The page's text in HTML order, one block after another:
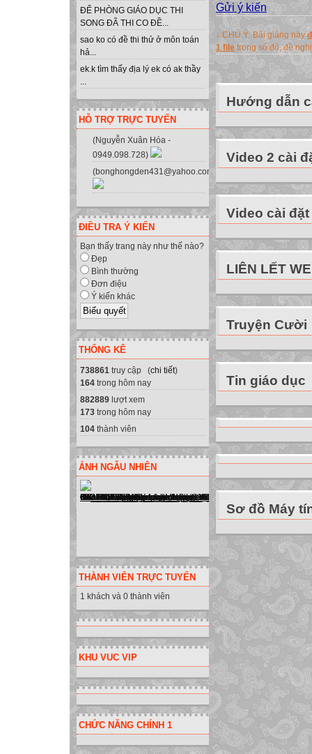
ĐỂ PHÒNG GIÁO DỤC THI
SONG ĐÃ THI CO ĐỀ...
sao ko có đề thi thử ở môn toán
hả...
ek.k tìm thấy địa lý ek có ak thầy
...
HỖ TRỢ TRỰC TUYẾN
(Nguyễn Xuân Hóa -
0949.098.728)
(bonghongden431@yahoo.com.vn)
ĐIỀU TRA Ý KIẾN
Bạn thấy trang này như thế nào?
Đẹp
Bình thường
Đơn điệu
Ý kiến khác
THỐNG KÊ
738861 truy cập (chi tiết)
164 trong hôm nay
882889 lượt xem
173 trong hôm nay
104 thành viên
ẢNH NGẪU NHIÊN
THÀNH VIÊN TRỰC TUYẾN
1 khách và 0 thành viên
KHU VUC VIP
CHỨC NĂNG CHÍNH 1
MÔN VẬT LÍ
(Tài liệu lưu
Người biên
Nguyễn Trọng
Gửi ý kiến
↓ CHÚ Ý: Bài giảng này
1 file trong số đó, đề
Hướng dẫn
Video 2 cài
Video cài đặt
LIÊN LẾT
Truyện Cười
Tin giáo dục
Sơ đồ Máy